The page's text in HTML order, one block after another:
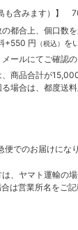
も含みます）】
都合上、個口数
+550 円 （税込） を
ールにてご確認の
商品合計が
る場合は、都度送
でのお届けになり
、ヤマト運輸の
は営業所名をご